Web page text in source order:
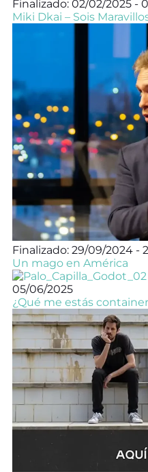
Finalizado: 02/02/2025 -
Miki Dkai – Sois
Finalizado: 29/09/2024 -
Un mago en América
05/06/2025
¿Qué me estás